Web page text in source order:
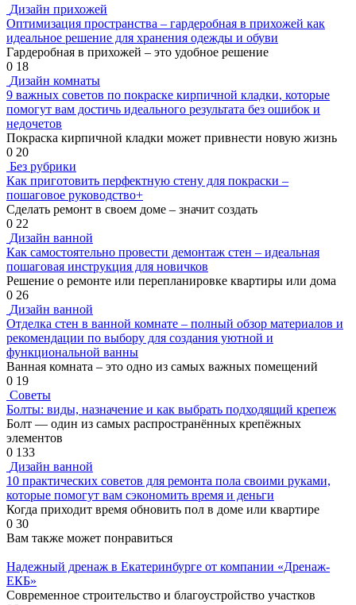
Дизайн прихожей
Оптимизация пространства – гардеробная в прихожей как
идеальное решение для хранения одежды и обуви
Гардеробная в прихожей – это удобное решение
0 18
Дизайн комнаты
9 важных советов по покраске кирпичной кладки, которые
помогут вам достичь идеального результата без ошибок и
недочетов
Покраска кирпичной кладки может привнести новую жизнь
0 20
Без рубрики
Как приготовить перфектную стену для покраски –
пошаговое руководство+
Сделать ремонт в своем доме – значит создать
0 22
Дизайн ванной
Как самостоятельно провести демонтаж стен – идеальная
пошаговая инструкция для новичков
Решение о ремонте или перепланировке квартиры или дома
0 26
Дизайн ванной
Отделка стен в ванной комнате – полный обзор материалов и
рекомендации по выбору для создания уютной и
функциональной ванны
Ванная комната – это одно из самых важных помещений
0 19
Советы
Болты: виды, назначение и как выбрать подходящий крепеж
Болт — один из самых распространённых крепёжных
элементов
0 133
Дизайн ванной
10 практических советов для ремонта пола своими руками,
которые помогут вам сэкономить время и деньги
Когда приходит время обновить пол в доме или квартире
0 30
Вам также может понравиться
Надежный дренаж в Екатеринбурге от компании «Дренаж-
ЕКБ»
Современное строительство и благоустройство участков